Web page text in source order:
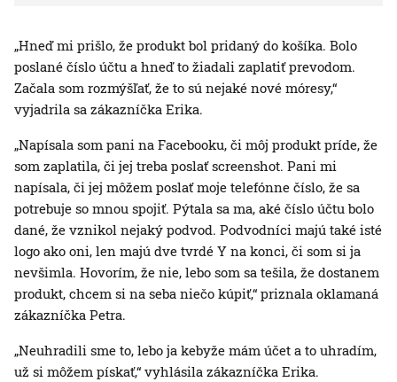
„Hneď mi prišlo, že produkt bol pridaný do košíka. Bolo
poslané číslo účtu a hneď to žiadali zaplatiť prevodom.
Začala som rozmýšľať, že to sú nejaké nové móresy,“
vyjadrila sa zákazníčka Erika.
„Napísala som pani na Facebooku, či môj produkt príde, že
som zaplatila, či jej treba poslať screenshot. Pani mi
napísala, či jej môžem poslať moje telefónne číslo, že sa
potrebuje so mnou spojiť. Pýtala sa ma, aké číslo účtu bolo
dané, že vznikol nejaký podvod. Podvodníci majú také isté
logo ako oni, len majú dve tvrdé Y na konci, či som si ja
nevšimla. Hovorím, že nie, lebo som sa tešila, že dostanem
produkt, chcem si na seba niečo kúpiť,“ priznala oklamaná
zákazníčka Petra.
„Neuhradili sme to, lebo ja kebyže mám účet a to uhradím,
už si môžem pískať,“ vyhlásila zákazníčka Erika.